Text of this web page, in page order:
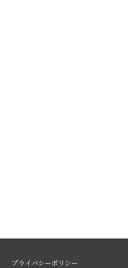
プライバシーポリシー